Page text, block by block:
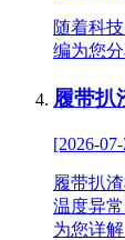
随着科
编为您
履带扒
[2026-
履带扒
温度异
为您详解